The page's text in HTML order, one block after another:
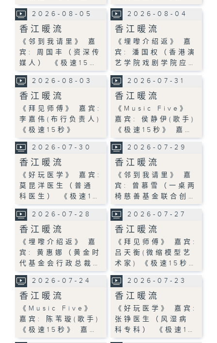
2026-08-05
香江暖流
《邻到我请里》 嘉
宾: 周国丰（资深传
媒人） 《极速15…
2026-08-04
香江暖流
《埋嚟介绍返》 嘉
宾: 潘国权（香港演
艺学院戏剧学院应…
2026-08-03
香江暖流
《拜见师傅》 嘉宾:
李嘉伟(布行负责人)
《极速15秒》
2026-07-31
香江暖流
《Music Five》
嘉宾: 侯静伊(歌手)
《极速15秒》 嘉…
2026-07-30
香江暖流
《好玩医学》 嘉宾:
莫昆洋医生（普通
科医生） 《极速1…
2026-07-29
香江暖流
《邻到我请里》 嘉
宾: 曾慕雪（一桌两
椅慈善基金联合创…
2026-07-28
香江暖流
《埋嚟介绍返》 嘉
宾: 黄惠娜（黄金时
代基金会行政总裁…
2026-07-27
香江暖流
《拜见师傅》 嘉宾:
吕天衡(微缩模型艺
术家) 《极速15秒…
2026-07-24
香江暖流
《Music Five》
嘉宾: 陈苇璇(歌手)
《极速15秒》 嘉…
2026-07-23
香江暖流
《好玩医学》 嘉宾:
张铮医生（风湿病
科专科） 《极速1…